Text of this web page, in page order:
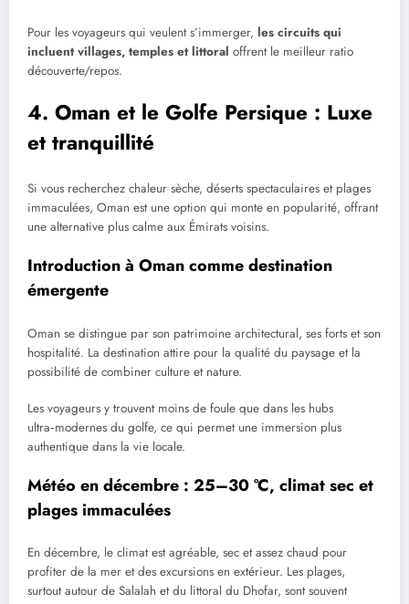
Pour les voyageurs qui veulent s’immerger, les circuits qui
incluent villages, temples et littoral offrent le meilleur ratio
découverte/repos.
4. Oman et le Golfe Persique : Luxe
et tranquillité
Si vous recherchez chaleur sèche, déserts spectaculaires et plages
immaculées, Oman est une option qui monte en popularité, offrant
une alternative plus calme aux Émirats voisins.
Introduction à Oman comme destination
émergente
Oman se distingue par son patrimoine architectural, ses forts et son
hospitalité. La destination attire pour la qualité du paysage et la
possibilité de combiner culture et nature.
Les voyageurs y trouvent moins de foule que dans les hubs
ultra‑modernes du golfe, ce qui permet une immersion plus
authentique dans la vie locale.
Météo en décembre : 25–30 °C, climat sec et
plages immaculées
En décembre, le climat est agréable, sec et assez chaud pour
profiter de la mer et des excursions en extérieur. Les plages,
surtout autour de Salalah et du littoral du Dhofar, sont souvent